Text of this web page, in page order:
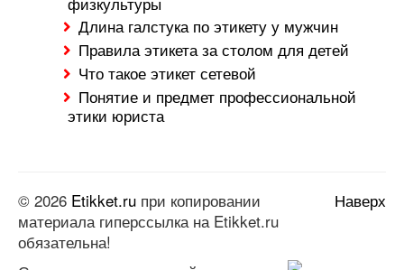
Длина галстука по этикету у мужчин
Правила этикета за столом для детей
Что такое этикет сетевой
Понятие и предмет профессиональной
этики юриста
Наверх
© 2026 Etikket.ru при копировании
материала гиперссылка на Etikket.ru
обязательна!